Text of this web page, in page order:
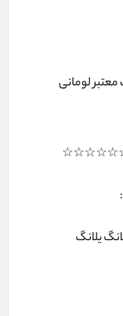
لومانی
یلانگ